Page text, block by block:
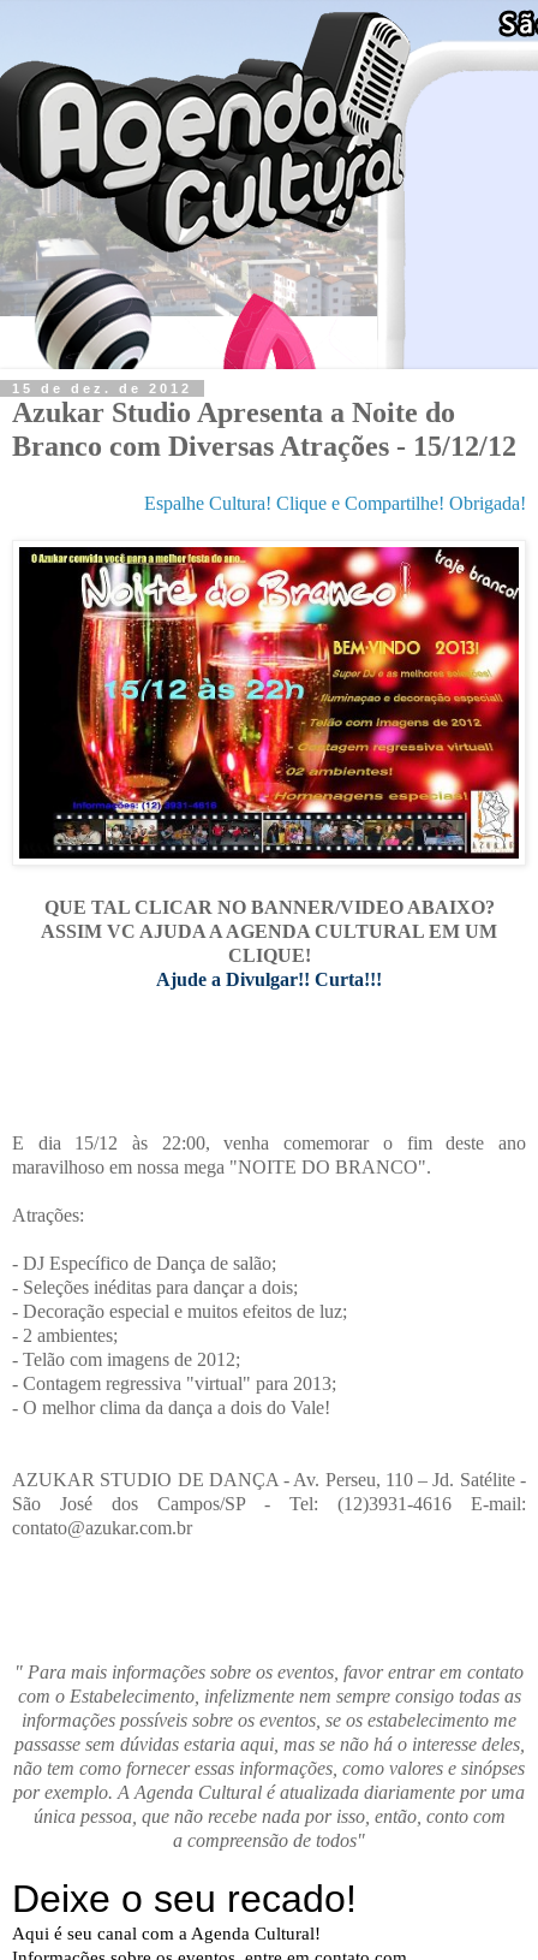
15 de dez. de 2012
Azukar Studio Apresenta a Noite do
Branco com Diversas Atrações - 15/12/12
Espalhe Cultura! Clique e Compartilhe! Obrigada!
QUE TAL CLICAR NO BANNER/VIDEO ABAIXO?
ASSIM VC AJUDA A AGENDA CULTURAL EM UM
CLIQUE!
Ajude a Divulgar!! Curta!!!
E dia 15/12 às 22:00, venha comemorar o fim deste ano
maravilhoso em nossa mega "NOITE DO BRANCO".
Atrações:
- DJ Específico de Dança de salão;
- Seleções inéditas para dançar a dois;
- Decoração especial e muitos efeitos de luz;
- 2 ambientes;
- Telão com imagens de 2012;
- Contagem regressiva "virtual" para 2013;
- O melhor clima da dança a dois do Vale!
AZUKAR STUDIO DE DANÇA - Av. Perseu, 110 – Jd. Satélite -
São José dos Campos/SP - Tel: (12)3931-4616 E-mail:
contato@azukar.com.br
" Para mais informações sobre os eventos, favor entrar em contato
com o Estabelecimento, infelizmente nem sempre consigo todas as
informações possíveis sobre os eventos, se os estabelecimento me
passasse sem dúvidas estaria aqui, mas se não há o interesse deles,
não tem como fornecer essas informações, como valores e sinópses
por exemplo. A Agenda Cultural é atualizada diariamente por uma
única pessoa, que não recebe nada por isso, então, conto com
a compreensão de todos"